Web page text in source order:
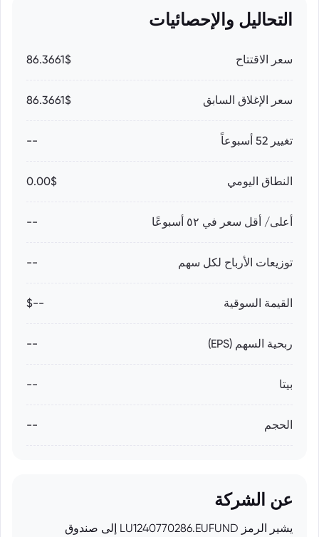
التحاليل والإحصائيات
سعر الاقتتاح 86.3661$
سعر الإغلاق السابق 86.3661$
تغيير 52 أسبوعاً --
النطاق اليومي 0.00$
أعلى/ أقل سعر في ٥٢ أسبوعًا --
توزيعات الأرباح لكل سهم --
القيمة السوقية --$
ربحية السهم (EPS) --
بيتا --
الحجم --
عن الشركة
يشير الرمز LU1240770286.EUFUND إلى صندوق